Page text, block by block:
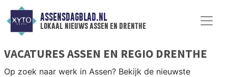
ASSENSDAGBLAD.NL
lokaal nieuws assen en drenthe
VACATURES ASSEN EN REGIO DRENTHE
Op zoek naar werk in Assen? Bekijk de nieuwste